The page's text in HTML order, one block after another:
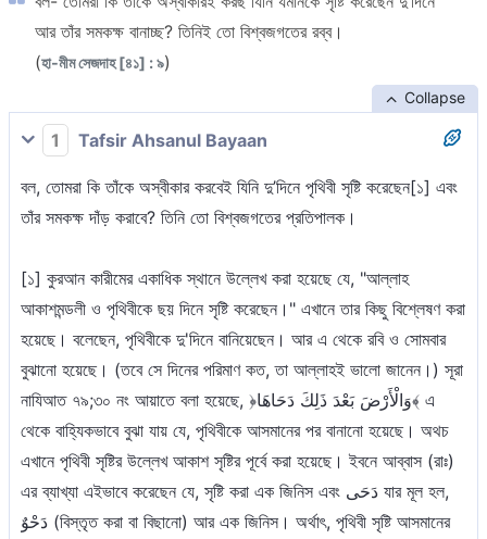
আর তাঁর সমকক্ষ বানাচ্ছ? তিনিই তো বিশ্বজগতের রব্ব।
(হা-মীম সেজদাহ [৪১] : ৯)
Collapse
1 Tafsir Ahsanul Bayaan
বল, তোমরা কি তাঁকে অস্বীকার করবেই যিনি দু’দিনে পৃথিবী সৃষ্টি করেছেন[১] এবং
তাঁর সমকক্ষ দাঁড় করাবে? তিনি তো বিশ্বজগতের প্রতিপালক।
[১] কুরআন কারীমের একাধিক স্থানে উল্লেখ করা হয়েছে যে, "আল্লাহ
আকাশমন্ডলী ও পৃথিবীকে ছয় দিনে সৃষ্টি করেছেন।" এখানে তার কিছু বিশ্লেষণ করা
হয়েছে। বলেছেন, পৃথিবীকে দু'দিনে বানিয়েছেন। আর এ থেকে রবি ও সোমবার
বুঝানো হয়েছে। (তবে সে দিনের পরিমাণ কত, তা আল্লাহই ভালো জানেন।) সূরা
নাযিআত ৭৯;৩০ নং আয়াতে বলা হয়েছে, ﴿وَالْأَرْضَ بَعْدَ ذَلِكَ دَحَاهَا﴾ এ
থেকে বাহ্যিকভাবে বুঝা যায় যে, পৃথিবীকে আসমানের পর বানানো হয়েছে। অথচ
এখানে পৃথিবী সৃষ্টির উল্লেখ আকাশ সৃষ্টির পূর্বে করা হয়েছে। ইবনে আব্বাস (রাঃ)
এর ব্যাখ্যা এইভাবে করেছেন যে, সৃষ্টি করা এক জিনিস এবং دَحَى যার মূল হল,
دَحْوٌ (বিস্তৃত করা বা বিছানো) আর এক জিনিস। অর্থাৎ, পৃথিবী সৃষ্টি আসমানের